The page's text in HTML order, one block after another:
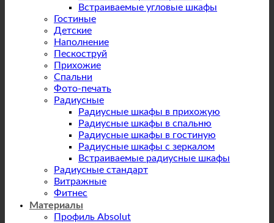
Встраиваемые угловые шкафы
Гостиные
Детские
Наполнение
Пескоструй
Прихожие
Спальни
Фото-печать
Радиусные
Радиусные шкафы в прихожую
Радиусные шкафы в спальню
Радиусные шкафы в гостиную
Радиусные шкафы с зеркалом
Встраиваемые радиусные шкафы
Радиусные стандарт
Витражные
Фитнес
Материалы
Профиль Absolut